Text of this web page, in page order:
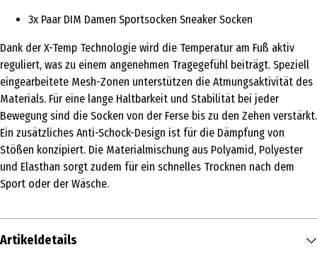
3x Paar DIM Damen Sportsocken Sneaker Socken
Dank der X-Temp Technologie wird die Temperatur am Fuß aktiv
reguliert, was zu einem angenehmen Tragegefühl beiträgt. Speziell
eingearbeitete Mesh-Zonen unterstützen die Atmungsaktivität des
Materials. Für eine lange Haltbarkeit und Stabilität bei jeder
Bewegung sind die Socken von der Ferse bis zu den Zehen verstärkt.
Ein zusätzliches Anti-Schock-Design ist für die Dämpfung von
Stößen konzipiert. Die Materialmischung aus Polyamid, Polyester
und Elasthan sorgt zudem für ein schnelles Trocknen nach dem
Sport oder der Wäsche.
Artikeldetails